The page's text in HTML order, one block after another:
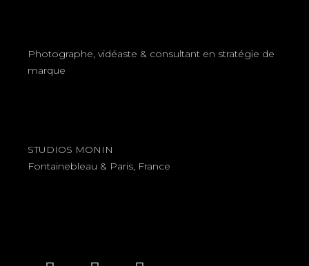
Photographe, vidéaste & consultant en stratégie de
marque
STUDIOS MONIN
Fontainebleau & Paris, France